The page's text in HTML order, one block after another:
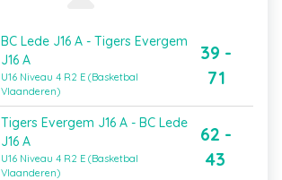
BC Lede J16 A - Tigers Evergem
J16 A
U16 Niveau 4 R2 E (Basketbal
Vlaanderen)
39 -
71
Tigers Evergem J16 A - BC Lede
J16 A
U16 Niveau 4 R2 E (Basketbal
Vlaanderen)
62 -
43